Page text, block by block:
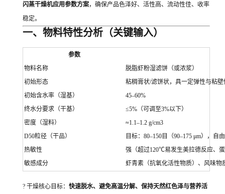
闪蒸干燥机应用参数方案，确保产品色泽好、活性高、流动性佳、收率
稳定。
一、物料特性分析（关键输入）
参数
物料名称
脱脂虾粉湿滤饼（或浓浆）
初始形态
粘稠膏状/滤饼状，具一定弹性与粘壁
初始含水率（湿基）
45–60%
终水分要求（干基）
≤5%（可调至3%以下）
密度（湿料）
≈1.1–1.2 g/cm3
D50粒径（干品）
目标：80–150目（90–175 μm），自
热敏性
强（超过120℃易发生美拉德反应、
敏感成分
虾青素（抗氧化活性物质）、风味物
? 干燥核心目标： 快速脱水、避免高温分解、保持天然红色泽与营养活